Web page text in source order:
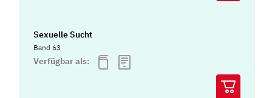
Sexuelle Sucht
Band 63
Verfügbar als: